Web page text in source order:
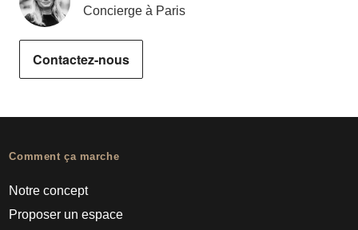
Concierge à Paris
Contactez-nous
Comment ça marche
Notre concept
Proposer un espace